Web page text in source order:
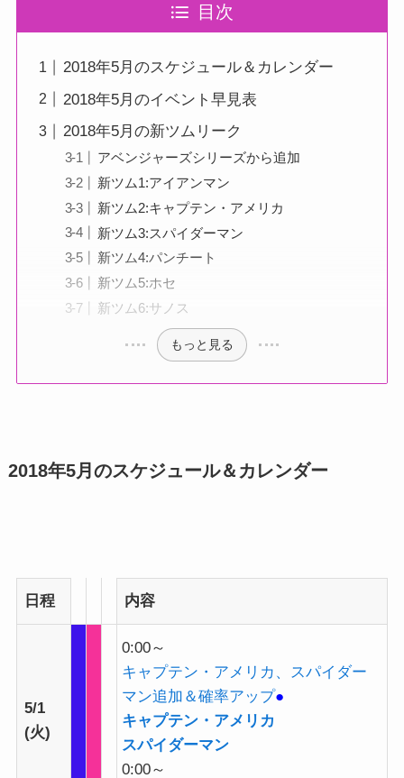
目次
2018年5月のスケジュール＆カレンダー
2018年5月のイベント早見表
2018年5月の新ツムリーク
アベンジャーズシリーズから追加
新ツム1:アイアンマン
新ツム2:キャプテン・アメリカ
新ツム3:スパイダーマン
新ツム4:パンチート
新ツム5:ホセ
新ツム6:サノス
もっと見る
2018年5月のスケジュール＆カレンダー
日程 内容
5/1
(火)
0:00～
キャプテン・アメリカ、スパイダー
マン追加＆確率アップ●
キャプテン・アメリカ
スパイダーマン
0:00～